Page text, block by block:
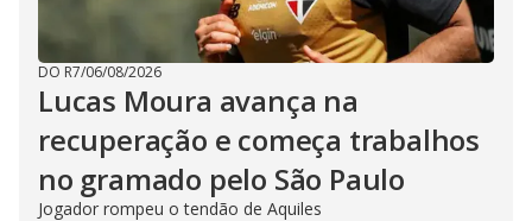
DO R7/06/08/2026
Lucas Moura avança na
recuperação e começa trabalhos
no gramado pelo São Paulo
Jogador rompeu o tendão de Aquiles